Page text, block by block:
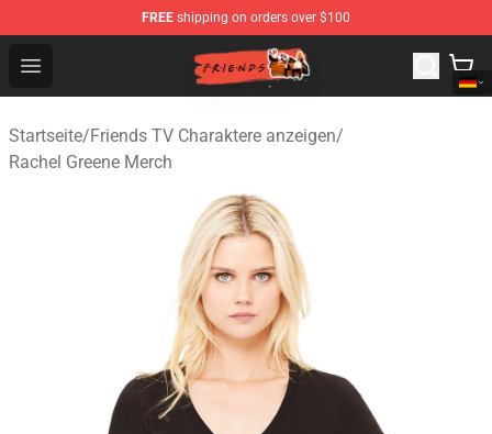
FREE shipping on orders over $100
Open menu
Friends Store - Official Friends Merchandise Shop
Startseite/Friends TV Charaktere anzeigen/
Rachel Greene Merch